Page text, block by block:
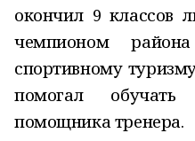
окончил 9 классов
чемпионом
спортивному
помогал
помощника тренера.